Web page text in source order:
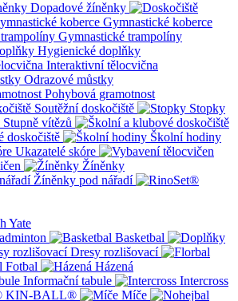
Dopadové žíněnky
Gymnastické koberce
Gymnastické trampolíny
Hygienické doplňky
Interaktivní tělocvična
Odrazové můstky
Pohybová gramotnost
Soutěžní doskočiště
Stopky
Stupně vítězů
doskočiště
Školní hodiny
Ukazatelé skóre
Žíněnky
Žíněnky pod nářadí
Yate
Basketbal
Dresy rozlišovací
Fotbal
Házená
Informační tabule
Intercross
KIN-BALL®
Míče